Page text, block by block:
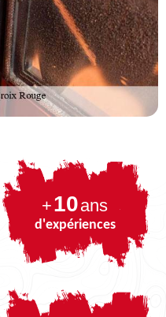
+10ans
d'expériences